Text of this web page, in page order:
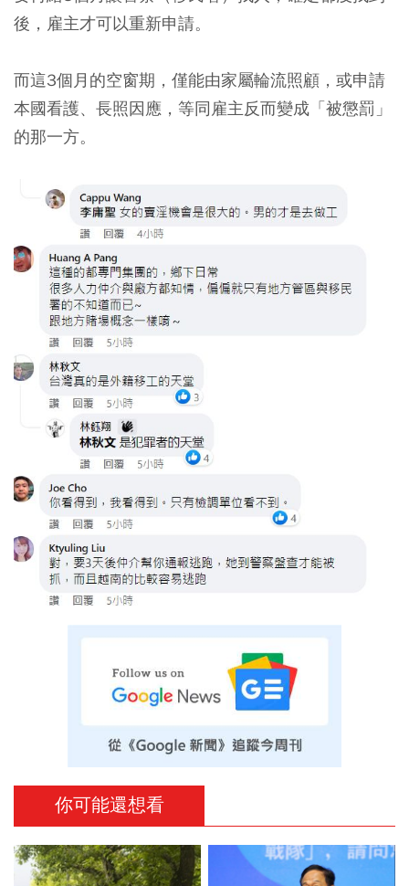
後，雇主才可以重新申請。
而這3個月的空窗期，僅能由家屬輪流照顧，或申請
本國看護、長照因應，等同雇主反而變成「被懲罰」
的那一方。
你可能還想看